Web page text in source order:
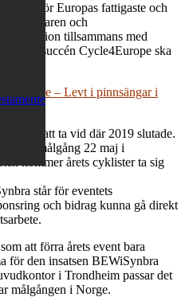
för Europas fattigaste och
och
Foundation tillsammans med
att succén Cycle4Europe ska
– Levt i pinnsängar i
att ta vid där 2019 slutade.
och målgång 22 maj i
kommer årets cyklister ta sig
står för eventets
och bidrag kunna gå direkt
att förra årets event bara
för den insatsen BEWiSynbra
i Trondheim passar det
målgången i Norge.